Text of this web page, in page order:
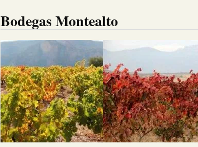
Bodegas Montealto